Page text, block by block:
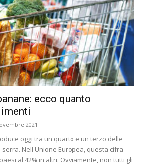
ecco quanto
2021
oggi tra un quarto e un terzo delle
serra. Nell'Unione Europea, questa cifra
al 42% in altri. Ovviamente, non tutti gli